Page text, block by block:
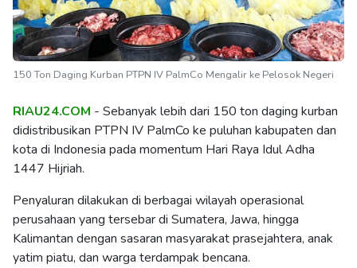
150 Ton Daging Kurban PTPN IV PalmCo Mengalir ke Pelosok Negeri
RIAU24.COM - Sebanyak lebih dari 150 ton daging kurban
didistribusikan PTPN IV PalmCo ke puluhan kabupaten dan
kota di Indonesia pada momentum Hari Raya Idul Adha
1447 Hijriah.
Penyaluran dilakukan di berbagai wilayah operasional
perusahaan yang tersebar di Sumatera, Jawa, hingga
Kalimantan dengan sasaran masyarakat prasejahtera, anak
yatim piatu, dan warga terdampak bencana.